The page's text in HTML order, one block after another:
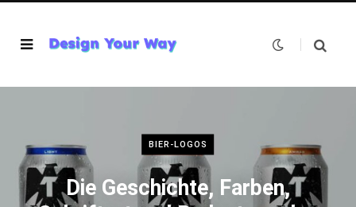
BIER-LOGOS
Die Geschichte, Farben,